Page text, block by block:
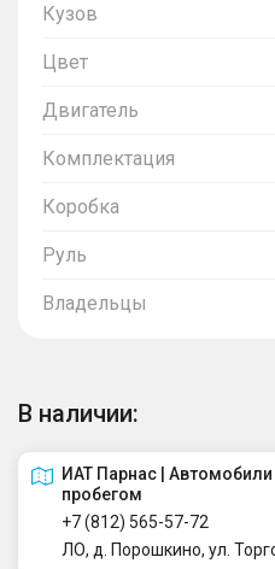
Кузов
Цвет
Двигатель
Комплектация
Коробка
Руль
Владельцы
В наличии:
ИАТ Парнас | Автомобили
пробегом
+7 (812) 565-57-72
ЛО, д. Порошкино, ул.